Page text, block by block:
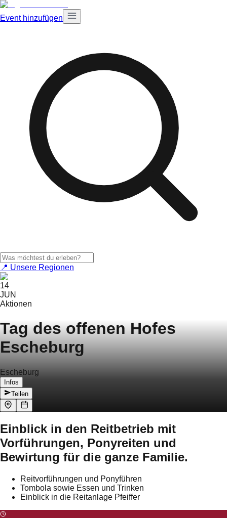
Event hinzufügen
📍 Unsere Regionen
14
JUN
Aktionen
Tag des offenen Hofes
Escheburg
Escheburg
Infos
Teilen
Einblick in den Reitbetrieb mit
Vorführungen, Ponyreiten und
Bewirtung für die ganze Familie.
Reitvorführungen und Ponyführen
Tombola sowie Essen und Trinken
Einblick in die Reitanlage Pfeiffer